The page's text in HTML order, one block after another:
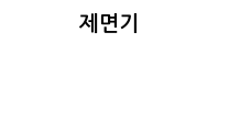
제면기